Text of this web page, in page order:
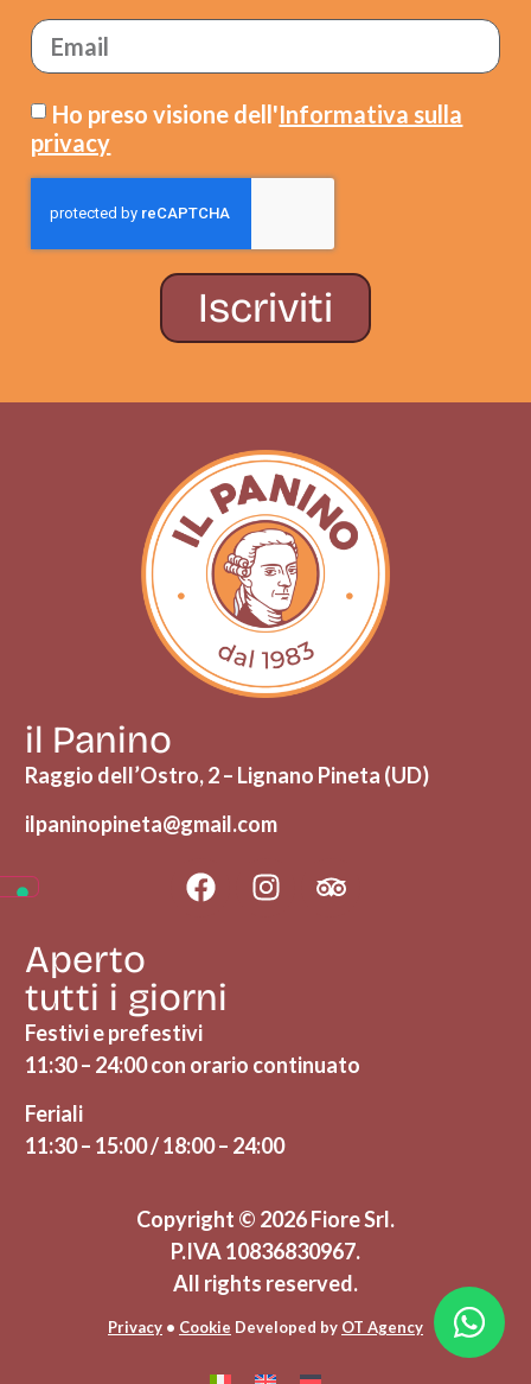
Ho preso visione dell'Informativa sulla
privacy
Iscriviti
il Panino
Raggio dell’Ostro, 2 – Lignano Pineta (UD)
ilpaninopineta@gmail.com
Aperto
tutti i giorni
Festivi e prefestivi
11:30 – 24:00 con orario continuato
Feriali
11:30 – 15:00 / 18:00 – 24:00
Copyright © 2026 Fiore Srl.
P.IVA10836830967.
All rights reserved.
Privacy • Cookie Developed by OT Agency